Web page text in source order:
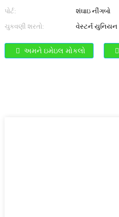
પોર્ટ:
શંઘાઇ નીંગબો
ચુકવણી શરતો:
વેસ્ટર્ન યુનિયન
અમને ઇમેઇલ મોકલો